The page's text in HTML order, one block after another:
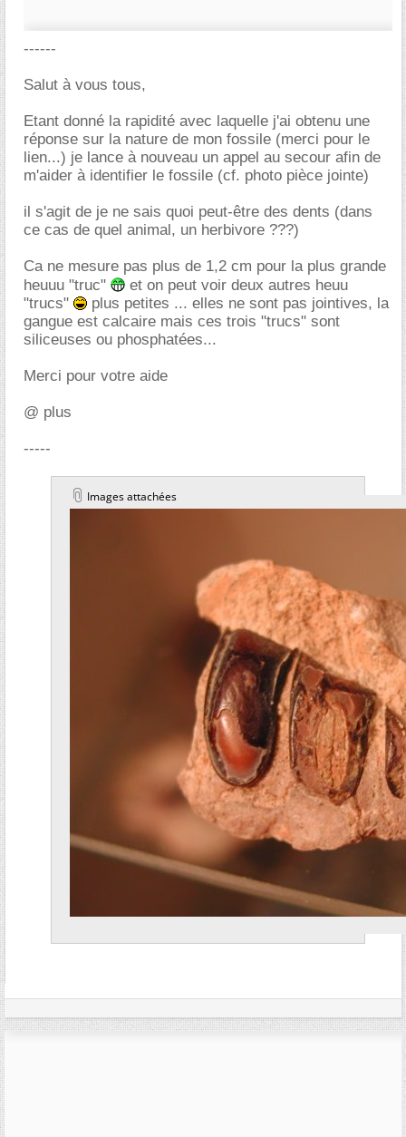
------
Salut à vous tous,
Etant donné la rapidité avec laquelle j'ai obtenu une
réponse sur la nature de mon fossile (merci pour le
lien...) je lance à nouveau un appel au secour afin de
m'aider à identifier le fossile (cf. photo pièce jointe)
il s'agit de je ne sais quoi peut-être des dents (dans
ce cas de quel animal, un herbivore ???)
Ca ne mesure pas plus de 1,2 cm pour la plus grande
heuuu "truc"
et on peut voir deux autres heuu
"trucs"
plus petites ... elles ne sont pas jointives, la
gangue est calcaire mais ces trois "trucs" sont
siliceuses ou phosphatées...
Merci pour votre aide
@ plus
-----
Images attachées